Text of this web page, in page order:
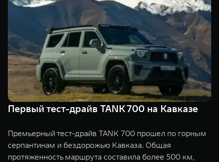
TANK 500
Веди за собой
TANK 700
Сила
ПОКУПКА АВТОМОБИЛЯ
Корпоративным клиентам
TANK ФИНАНСЫ
TANK Кредит
TANK Лизинг
Сервис
Специальные предложения
Моторные масла
ЦИФРОВЫЕ СЕРВИСЫ TANK
Цифровые сервисы TANK
Подписки
Первый тест-драйв TANK 700 на Кавказе
Премьерный тест-драйв TANK 700 прошел по горным
серпантинам и бездорожью Кавказа. Общая
протяженность маршрута составила более 500 км,